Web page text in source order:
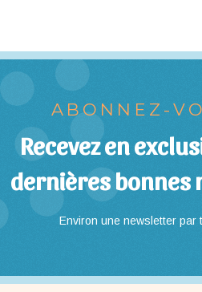
ABONNEZ-
Recevez en
dernières bonnes
Environ une newsletter par